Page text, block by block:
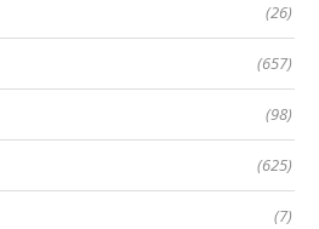
(26)
(657)
(98)
(625)
(7)